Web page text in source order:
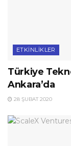
ETKINLIKLER
Türkiye
Ankara’da
28 ŞUBAT 2020